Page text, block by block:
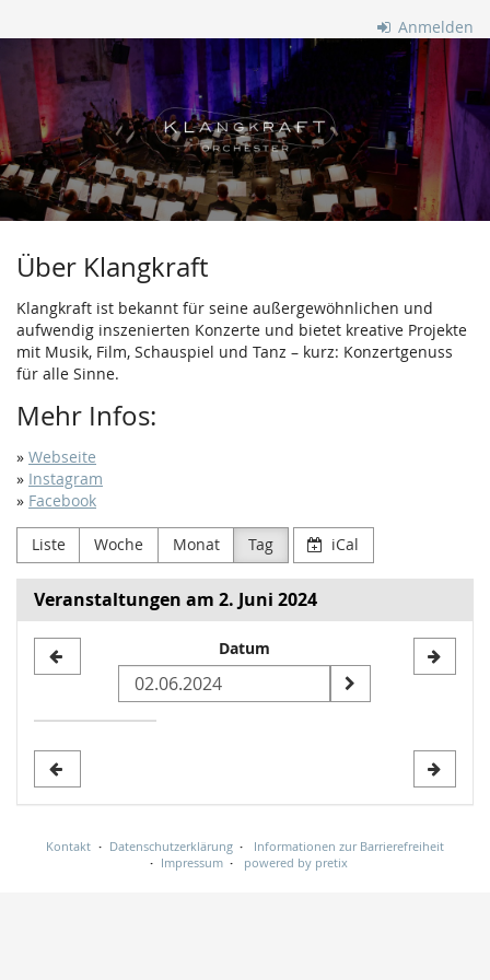
Haupt-
Inhalt
springen
Anmelden
Klangkraft
Orchester
Über Klangkraft
Klangkraft ist bekannt für seine außergewöhnlichen und
aufwendig inszenierten Konzerte und bietet kreative Projekte
mit Musik, Film, Schauspiel und Tanz – kurz: Konzertgenuss
für alle Sinne.
Mehr Infos:
» Webseite
» Instagram
» Facebook
Liste Woche Monat Tag iCal
Veranstaltungen am 2. Juni 2024
zur
Anzeige
Datum
Kontakt Datenschutzerklärung
Informationen zur Barrierefreiheit
Impressum
powered by pretix